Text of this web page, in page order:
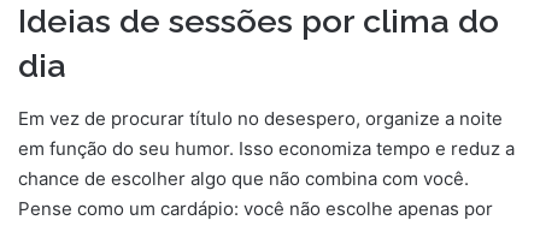
Ideias de sessões por clima do
dia
Em vez de procurar título no desespero, organize a noite
em função do seu humor. Isso economiza tempo e reduz a
chance de escolher algo que não combina com você.
Pense como um cardápio: você não escolhe apenas por